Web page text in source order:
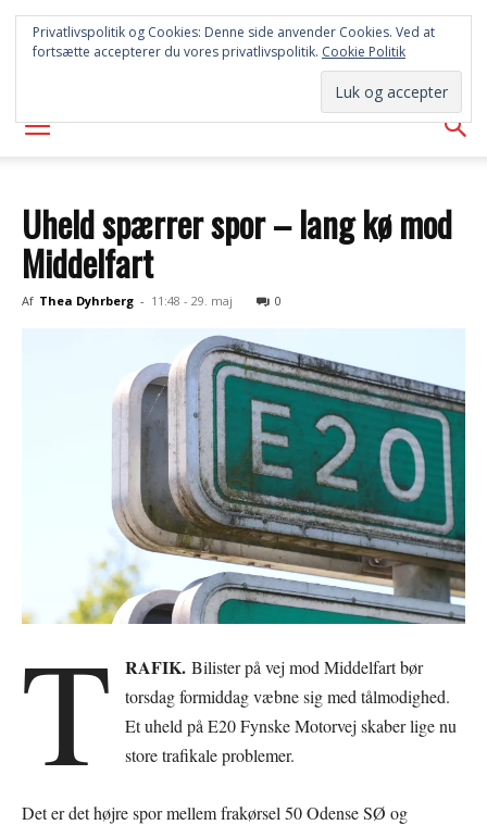
SYD
AVISEN
Uheld spærrer spor – lang kø mod
Middelfart
Af Thea Dyhrberg - 11:48 - 29. maj 0
T RAFIK.Bilister på vej mod Middelfart bør
torsdag formiddag væbne sig med tålmodighed.
Et uheld på E20 Fynske Motorvej skaber lige nu
store trafikale problemer.
Det er det højre spor mellem frakørsel 50 Odense SØ og
Privatlivspolitik og Cookies: Denne side anvender Cookies. Ved at
fortsætte accepterer du vores privatlivspolitik. Cookie Politik